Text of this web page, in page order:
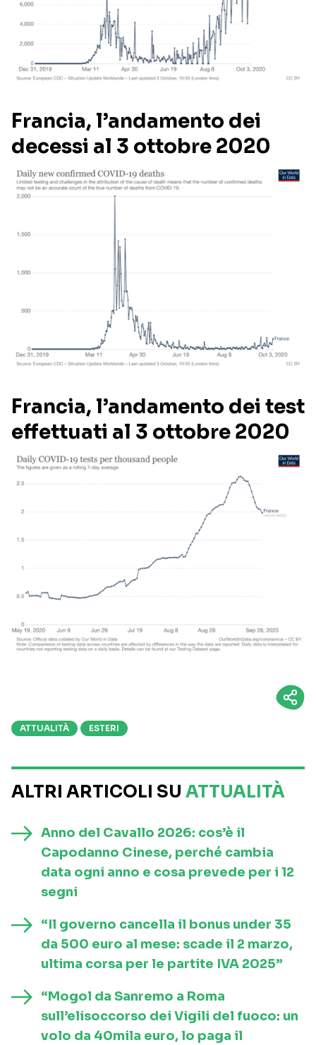
Francia, l’andamento dei
decessi al 3 ottobre 2020
Francia, l’andamento dei test
effettuati al 3 ottobre 2020
ATTUALITÀ ESTERI
ALTRI ARTICOLI SU ATTUALITÀ
Anno del Cavallo 2026: cos’è il
Capodanno Cinese, perché cambia
data ogni anno e cosa prevede per i 12
segni
“Il governo cancella il bonus under 35
da 500 euro al mese: scade il 2 marzo,
ultima corsa per le partite IVA 2025”
“Mogol da Sanremo a Roma
sull’elisoccorso dei Vigili del fuoco: un
volo da 40mila euro, lo paga il